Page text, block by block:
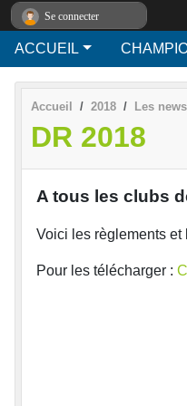
ACCUEIL
Accueil 2018 Les news
DR 2018
A tous les clubs
Voici les règlements
Pour les télécharger :
Se connecter
Panneau de gestion des